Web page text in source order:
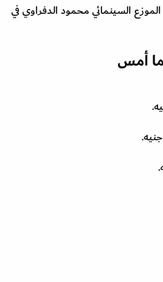
الموزع السينمائي محمود الدفراوي في
أمس